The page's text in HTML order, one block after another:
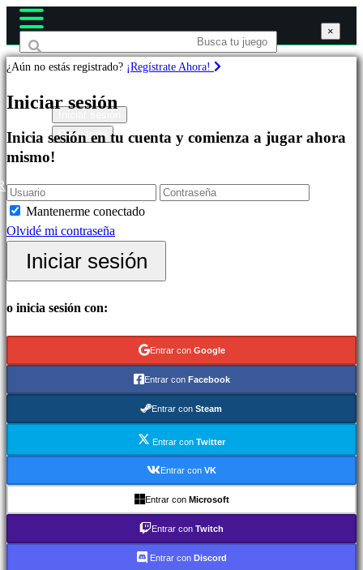
Juegos
Destacados
Novedades
Free
to
Play
Categorías
Juegos
Juegos
Juegos
Juegos
RPG
Regístrate
×
¿Aún no estás registrado? ¡Regístrate Ahora!
Iniciar sesión
Inicia sesión en tu cuenta y comienza a jugar ahora
mismo!
Mantenerme conectado
Olvidé mi contraseña
Iniciar sesión
o inicia sesión con:
Entrar con Google
Entrar con Facebook
Entrar con Steam
Entrar con Twitter
Entrar con VK
Entrar con Microsoft
Entrar con Twitch
Entrar con Discord
×
×